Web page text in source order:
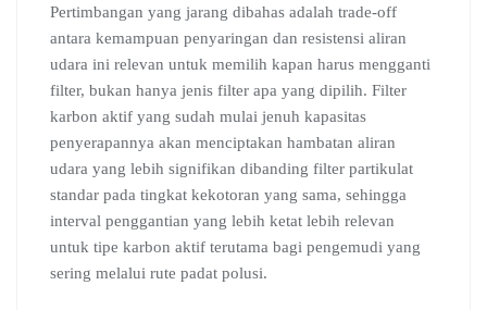
Pertimbangan yang jarang dibahas adalah trade-off
antara kemampuan penyaringan dan resistensi aliran
udara ini relevan untuk memilih kapan harus mengganti
filter, bukan hanya jenis filter apa yang dipilih. Filter
karbon aktif yang sudah mulai jenuh kapasitas
penyerapannya akan menciptakan hambatan aliran
udara yang lebih signifikan dibanding filter partikulat
standar pada tingkat kekotoran yang sama, sehingga
interval penggantian yang lebih ketat lebih relevan
untuk tipe karbon aktif terutama bagi pengemudi yang
sering melalui rute padat polusi.